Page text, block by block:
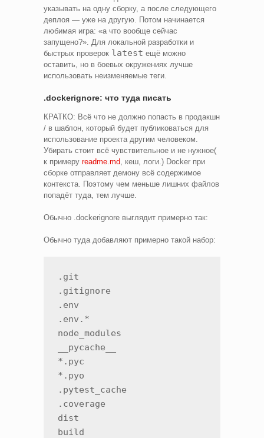
указывать на одну сборку, а после следующего
деплоя — уже на другую. Потом начинается
любимая игра: «а что вообще сейчас
запущено?». Для локальной разработки и
быстрых проверок latest ещё можно
оставить, но в боевых окружениях лучше
использовать неизменяемые теги.
.dockerignore: что туда писать
КРАТКО: Всё что не должно попасть в продакшн
/ в шаблон, который будет публиковаться для
использование проекта другим человеком.
Убирать стоит всё чувствительное и не нужное(
к примеру readme.md , кеш, логи.) Docker при
сборке отправляет демону всё содержимое
контекста. Поэтому чем меньше лишних файлов
попадёт туда, тем лучше.
Обычно .dockerignore выглядит примерно так:
Обычно туда добавляют примерно такой набор:
.git
.gitignore
.env
.env.*
node_modules
__pycache__
*.pyc
*.pyo
.pytest_cache
.coverage
dist
build